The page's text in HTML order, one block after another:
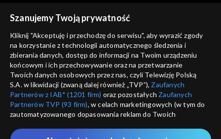
Zakochaj się w Polsce
Słowiński Park Narodowy
Zakochaj się w Polsce
Słupsk
Szanujemy Twoją prywatność
Kliknij "Akceptuję i przechodzę do serwisu", aby wyrazić zgody
na korzystanie z technologii automatycznego śledzenia i
zbierania danych, dostęp do informacji na Twoim urządzeniu
końcowym i ich przechowywanie oraz na przetwarzanie
Twoich danych osobowych przez nas, czyli Telewizję Polską
S.A. w likwidacji (zwaną dalej również „TVP”), Zaufanych
Partnerów z IAB* (1201 firm) oraz pozostałych Zaufanych
Partnerów TVP (93 firm), w celach marketingowych (w tym do
zautomatyzowanego dopasowania reklam do Twoich
które wskazujemy poniżej, a także zgody na udostępnianie